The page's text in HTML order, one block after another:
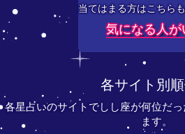
当てはまる方はこちら
気になる人が
各サイト別
各星占いのサイトでしし座が何位だ
ます。